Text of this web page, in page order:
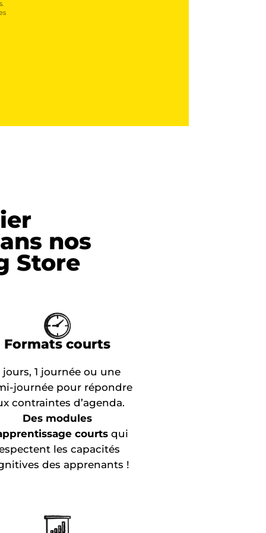
nos
Store
Formats courts
jours, 1 journée ou une
journée pour répondre
contraintes d’agenda.
Des modules
courtsqui
les capacités
des apprenants !